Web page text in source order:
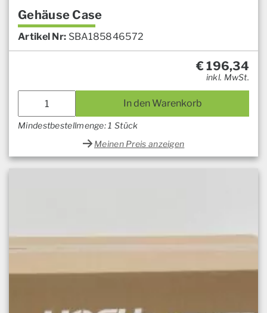
Gehäuse Case
Artikel Nr: SBA185846572
€196,34
inkl. MwSt.
In den Warenkorb
Mindestbestellmenge: 1 Stück
Meinen Preis anzeigen